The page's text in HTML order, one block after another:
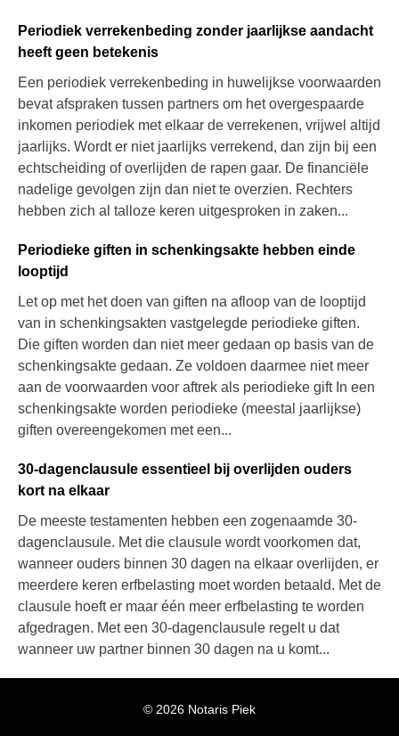
Periodiek verrekenbeding zonder jaarlijkse aandacht
heeft geen betekenis
Een periodiek verrekenbeding in huwelijkse voorwaarden
bevat afspraken tussen partners om het overgespaarde
inkomen periodiek met elkaar de verrekenen, vrijwel altijd
jaarlijks. Wordt er niet jaarlijks verrekend, dan zijn bij een
echtscheiding of overlijden de rapen gaar. De financiële
nadelige gevolgen zijn dan niet te overzien. Rechters
hebben zich al talloze keren uitgesproken in zaken...
Periodieke giften in schenkingsakte hebben einde
looptijd
Let op met het doen van giften na afloop van de looptijd
van in schenkingsakten vastgelegde periodieke giften.
Die giften worden dan niet meer gedaan op basis van de
schenkingsakte gedaan. Ze voldoen daarmee niet meer
aan de voorwaarden voor aftrek als periodieke gift In een
schenkingsakte worden periodieke (meestal jaarlijkse)
giften overeengekomen met een...
30-dagenclausule essentieel bij overlijden ouders
kort na elkaar
De meeste testamenten hebben een zogenaamde 30-
dagenclausule. Met die clausule wordt voorkomen dat,
wanneer ouders binnen 30 dagen na elkaar overlijden, er
meerdere keren erfbelasting moet worden betaald. Met de
clausule hoeft er maar één meer erfbelasting te worden
afgedragen. Met een 30-dagenclausule regelt u dat
wanneer uw partner binnen 30 dagen na u komt...
© 2026 Notaris Piek